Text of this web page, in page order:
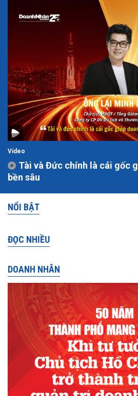
Video
Tài và Đức chính là cái gốc
bền sâu
NỔI BẬT
ĐỌC NHIỀU
DOANH NHÂN